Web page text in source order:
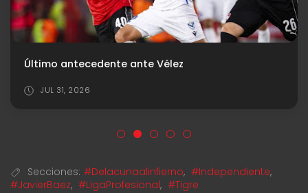
Último antecedente ante Vélez
JUL 31, 2026
Secciones: #Delacunaalinfierno, #Independiente,
#JavierBaez, #LigaProfesional, #Tigre